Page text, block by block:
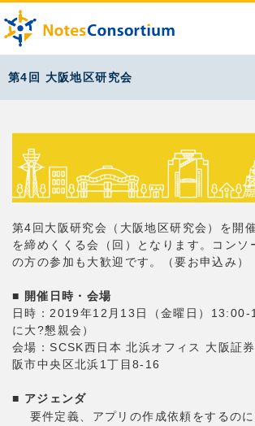
第4回 大阪地区研究会
第4回大阪研究会（大阪地区研究会）を開
を締めくくる会（回）となります。コンソ
の方の参加も大歓迎です。（要お申込み）
■ 開催日時・会場
日時：2019年12月13日（金曜日）13:00-
に大?懇親会）
会場：SCSK西日本 北浜オフィス 大阪証
阪市中央区北浜1丁目8-16
■ アジェンダ
要件定義、アプリの作成依頼をするのに